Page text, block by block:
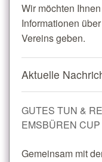
Wir möchten
Informationen
Vereins geben.
Aktuelle
GUTES TUN &
EMSBÜREN
Gemeinsam mit